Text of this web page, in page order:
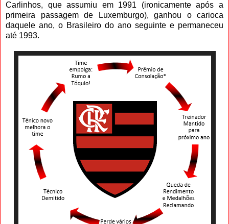
Carlinhos, que assumiu em 1991 (ironicamente após a
primeira passagem de Luxemburgo), ganhou o carioca
daquele ano, o Brasileiro do ano seguinte e permaneceu
até 1993.